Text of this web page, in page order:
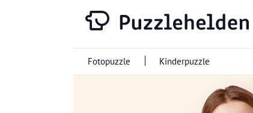
Fotopuzzle Kinderpuzzle